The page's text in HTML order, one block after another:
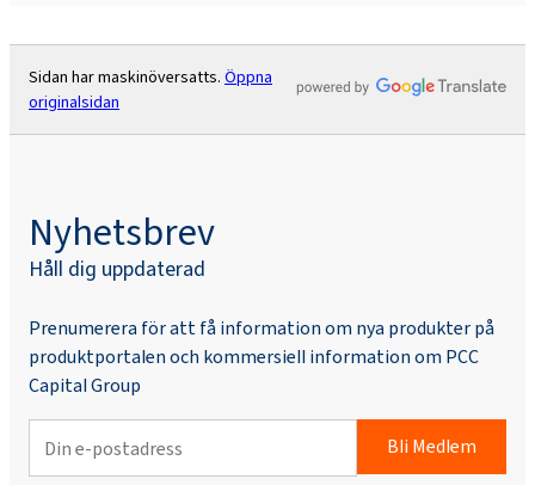
Rokopol® RF152V (polyeterpolyol)
Rokopol® RF551 (polyeterpolyol)
Rokopol® V700 (polyeterpolyol)
Rokopol® iCan 2432
Sidan har maskinöversatts. Öppna
originalsidan
Nyhetsbrev
Håll dig uppdaterad
Prenumerera för att få information om nya produkter på
produktportalen och kommersiell information om PCC
Capital Group
Bli Medlem